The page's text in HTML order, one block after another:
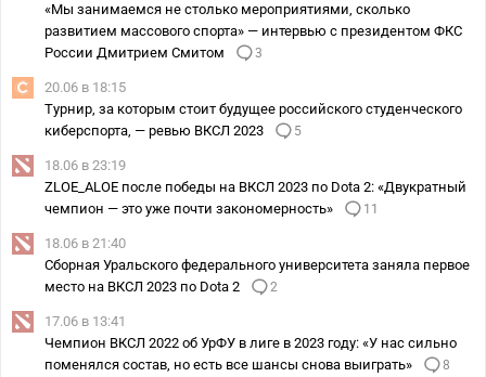
«Мы занимаемся не столько мероприятиями, сколько
развитием массового спорта» — интервью с президентом ФКС
России Дмитрием Смитом
3
20.06 в 18:15
Турнир, за которым стоит будущее российского студенческого
киберспорта, — ревью ВКСЛ 2023
5
18.06 в 23:19
ZLOE_ALOE после победы на ВКСЛ 2023 по Dota 2: «Двукратный
чемпион — это уже почти закономерность»
11
18.06 в 21:40
Сборная Уральского федерального университета заняла первое
место на ВКСЛ 2023 по Dota 2
2
17.06 в 13:41
Чемпион ВКСЛ 2022 об УрФУ в лиге в 2023 году: «У нас сильно
поменялся состав, но есть все шансы снова выиграть»
8